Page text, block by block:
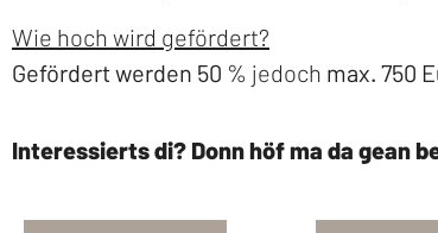
Wie hoch wird gefördert?
Gefördert werden 50 % jedoch max. 750
Interessierts di? Donn höf ma da gean